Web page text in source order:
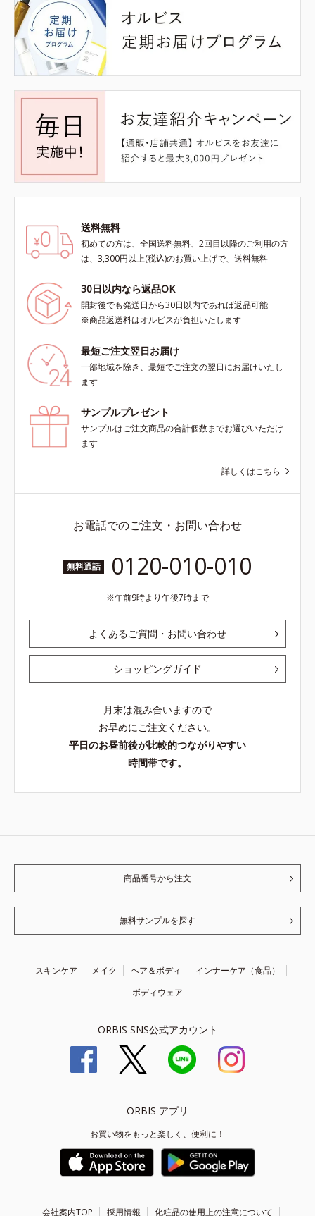
送料無料
初めての方は、全国送料無料、2回目以降のご利用の方
は、3,300円以上(税込)のお買い上げで、送料無料
30日以内なら返品OK
開封後でも発送日から30日以内であれば返品可能
※商品返送料はオルビスが負担いたします
最短ご注文翌日お届け
一部地域を除き、最短でご注文の翌日にお届けいたし
ます
サンプルプレゼント
サンプルはご注文商品の合計個数までお選びいただけ
ます
詳しくはこちら
お電話でのご注文・お問い合わせ
無料通話 0120-010-010
午前9時より午後7時まで
よくあるご質問・お問い合わせ
ショッピングガイド
月末は混み合いますので
お早めにご注文ください。
平日のお昼前後が比較的つながりやすい
時間帯です。
商品番号から注文
無料サンプルを探す
スキンケア メイク ヘア＆ボディ
インナーケア（食品）
ボディウェア
ORBIS SNS公式アカウント
ORBIS アプリ
お買い物をもっと楽しく、便利に！
会社案内TOP 採用情報 化粧品の使用上の注意について